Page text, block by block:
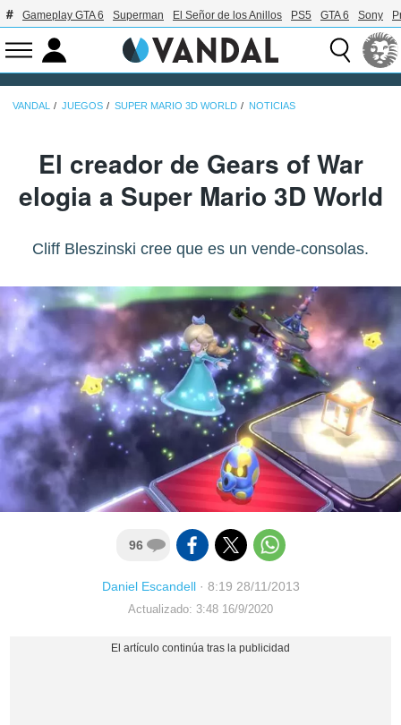
Gameplay GTA 6 Superman El Señor de los Anillos PS5 GTA 6 Sony
VANDAL JUEGOS SUPER MARIO 3D WORLD NOTICIAS
El creador de Gears of War
elogia a Super Mario 3D World
Cliff Bleszinski cree que es un vende-consolas.
96
Daniel Escandell· 8:19 28/11/2013
Actualizado: 3:48 16/9/2020